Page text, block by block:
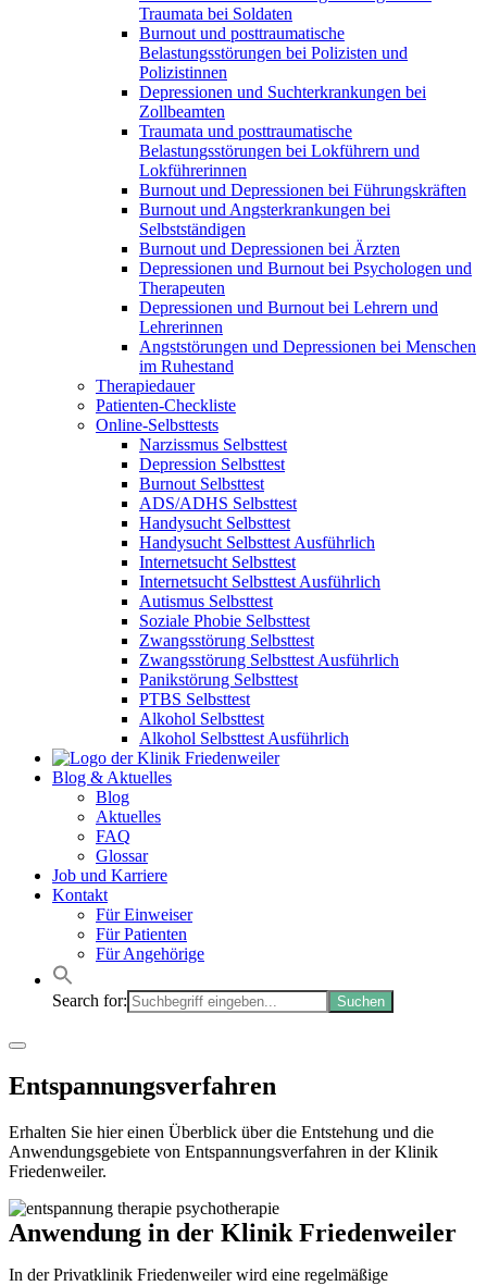
Traumata bei Soldaten
Burnout und posttraumatische
Belastungsstörungen bei Polizisten und
Polizistinnen
Depressionen und Suchterkrankungen bei
Zollbeamten
Traumata und posttraumatische
Belastungsstörungen bei Lokführern und
Lokführerinnen
Burnout und Depressionen bei Führungskräften
Burnout und Angsterkrankungen bei
Selbstständigen
Burnout und Depressionen bei Ärzten
Depressionen und Burnout bei Psychologen und
Therapeuten
Depressionen und Burnout bei Lehrern und
Lehrerinnen
Angststörungen und Depressionen bei Menschen
im Ruhestand
Therapiedauer
Patienten-Checkliste
Online-Selbsttests
Narzissmus Selbsttest
Depression Selbsttest
Burnout Selbsttest
ADS/ADHS Selbsttest
Handysucht Selbsttest
Handysucht Selbsttest Ausführlich
Internetsucht Selbsttest
Internetsucht Selbsttest Ausführlich
Autismus Selbsttest
Soziale Phobie Selbsttest
Zwangsstörung Selbsttest
Zwangsstörung Selbsttest Ausführlich
Panikstörung Selbsttest
PTBS Selbsttest
Alkohol Selbsttest
Alkohol Selbsttest Ausführlich
Blog & Aktuelles
Blog
Aktuelles
FAQ
Glossar
Job und Karriere
Kontakt
Für Einweiser
Für Patienten
Für Angehörige
Search for:
Entspannungsverfahren
Erhalten Sie hier einen Überblick über die Entstehung und die
Anwendungsgebiete von Entspannungsverfahren in der Klinik
Friedenweiler.
Anwendung in der Klinik Friedenweiler
In der Privatklinik Friedenweiler wird eine regelmäßige